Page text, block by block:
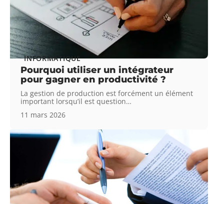
INFORMATIQUE
Pourquoi utiliser un intégrateur
pour gagner en productivité ?
La gestion de production est forcément un élément
important lorsqu’il est question…
11 mars 2026